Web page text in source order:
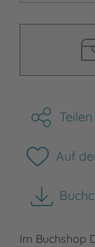
Teilen
Auf
Im Buchshop